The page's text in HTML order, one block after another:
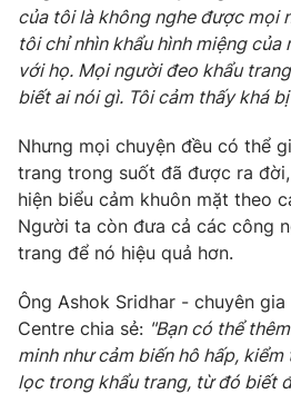
VTV Sức khoẻ Bất
Thị trường 24h Tấm
VTV4
VTV9 VTV8
Liên hệ tòa soạn
của tôi là không nghe được mọi
tôi chỉ nhìn khẩu hình miệng
với họ. Mọi người đeo khẩu
biết ai nói gì. Tôi cảm thấy khá
Nhưng mọi chuyện đều có thể
trang trong suốt đã được ra
hiện biểu cảm khuôn mặt theo
Người ta còn đưa cả các công
trang để nó hiệu quả hơn.
Ông Ashok Sridhar - chuyên
Centre chia sẻ: "Bạn có thể
minh như cảm biến hô hấp,
lọc trong khẩu trang, từ đó biết